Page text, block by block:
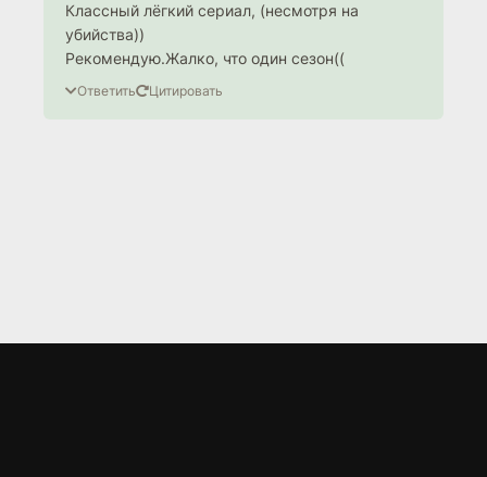
Классный лёгкий сериал, (несмотря на
убийства))
Рекомендую.Жалко, что один сезон((
Ответить Цитировать